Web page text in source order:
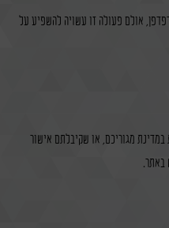
אולם פעולה זו עשויה להשפיע על
מגוריכם, או שקיבלתם אישור
באתר.